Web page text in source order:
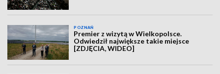
POZNAŃ
Premier z wizytą w Wielkopolsce.
Odwiedził największe takie miejsce
[ZDJĘCIA, WIDEO]